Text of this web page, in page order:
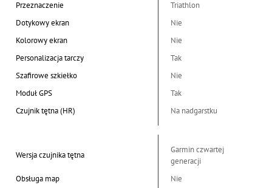
Przeznaczenie
Triathlon
Dotykowy ekran
Nie
Kolorowy ekran
Nie
Personalizacja tarczy
Tak
Szafirowe szkiełko
Nie
Moduł GPS
Tak
Czujnik tętna (HR)
Na nadgarstku
Wersja czujnika tętna
Garmin czwartej
generacji
Obsługa map
Nie